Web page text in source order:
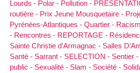
Lourds - Polar - Pollution -
routière - Prix Jeune Mousquetaire -
Pyrénées-Atlantiques - Quartier -
- Rencontres - REPORTAGE -
Sainte Christie d’Armagnac - Salles
Santé - Sarrant - SELECTION - Sentier -
public - Sexualité - Slam - Société -